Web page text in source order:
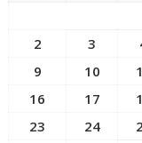
2
3
9
10
16
17
23
24